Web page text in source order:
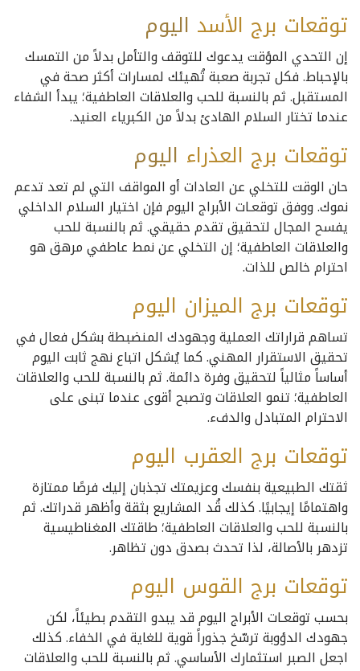
توقعات برج الأسد اليوم
إن التحدي المؤقت يدعوك للتوقف والتأمل بدلاً من التمسك
بالإحباط. فكل تجربة صعبة تُهيئك لمسارات أكثر صحة في
المستقبل. ثم بالنسبة للحب والعلاقات العاطفية؛ يبدأ الشفاء
عندما تختار السلام الهادئ بدلاً من الكبرياء العنيد.
توقعات برج العذراء اليوم
حان الوقت للتخلي عن العادات أو المواقف التي لم تعد تدعم
نموك. ووفق توقعـات الأبراج اليوم فإن اختيار السلام الداخلي
يفسح المجال لتحقيق تقدم حقيقي. ثم بالنسبة للحب
والعلاقات العاطفية؛ إن التخلي عن نمط عاطفي مرهق هو
احترام خالص للذات.
توقعات برج الميزان اليوم
تساهم قراراتك العملية وجهودك المنضبطة بشكل فعال في
تحقيق الاستقرار المهني. كما يُشكل اتباع نهج ثابت اليوم
أساساً مثالياً لتحقيق وفرة دائمة. ثم بالنسبة للحب والعلاقات
العاطفية؛ تنمو العلاقات وتصبح أقوى عندما تبنى على
الاحترام المتبادل والدفء.
توقعات برج العقرب اليوم
ثقتك الطبيعية بنفسك وعزيمتك تجذبان إليك فرصًا ممتازة
واهتمامًا إيجابيًا. كذلك قُد المشاريع بثقة وأظهر قدراتك. ثم
بالنسبة للحب والعلاقات العاطفية؛ طاقتك المغناطيسية
تزدهر بالأصالة، لذا تحدث بصدق دون تظاهر.
توقعات برج القوس اليوم
بحسب توقعـات الأبراج اليوم قد يبدو التقدم بطيئاً، لكن
جهودك الدؤوبة ترسّخ جذوراً قوية للغاية في الخفاء. كذلك
اجعل الصبر استثمارك الأساسي. ثم بالنسبة للحب والعلاقات